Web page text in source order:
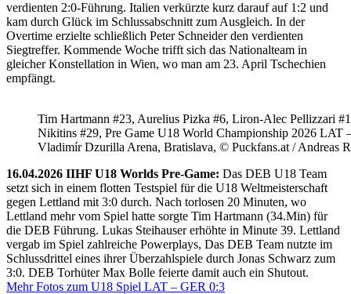
verdienten 2:0-Führung. Italien verkürzte kurz darauf auf 1:2 und
kam durch Glück im Schlussabschnitt zum Ausgleich. In der
Overtime erzielte schließlich Peter Schneider den verdienten
Siegtreffer. Kommende Woche trifft sich das Nationalteam in
gleicher Konstellation in Wien, wo man am 23. April Tschechien
empfängt.
Tim Hartmann #23, Aurelius Pizka #6, Liron-Alec Pellizzari
Nikitins #29, Pre Game U18 World Championship 2026 LAT
Vladimír Dzurilla Arena, Bratislava, © Puckfans.at / Andreas
16.04.2026 IIHF U18 Worlds Pre-Game: Das DEB U18 Team
setzt sich in einem flotten Testspiel für die U18 Weltmeisterschaft
gegen Lettland mit 3:0 durch. Nach torlosen 20 Minuten, wo
Lettland mehr vom Spiel hatte sorgte Tim Hartmann (34.Min) für
die DEB Führung. Lukas Steihauser erhöhte in Minute 39. Lettland
vergab im Spiel zahlreiche Powerplays, Das DEB Team nutzte im
Schlussdrittel eines ihrer Überzahlspiele durch Jonas Schwarz zum
3:0. DEB Torhüter Max Bolle feierte damit auch ein Shutout.
Mehr Fotos zum U18 Spiel LAT – GER 0:3